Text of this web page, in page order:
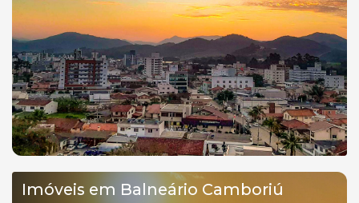
Imóveis em Balneário Camboriú